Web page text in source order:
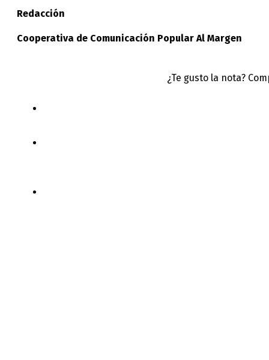
Redacción
Cooperativa de Comunicación Popular Al Margen
¿Te gusto la nota?